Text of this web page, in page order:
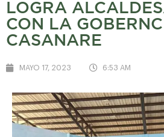
LOGRA
CON LA
CASANARE
MAYO 17, 2023 6:53 AM